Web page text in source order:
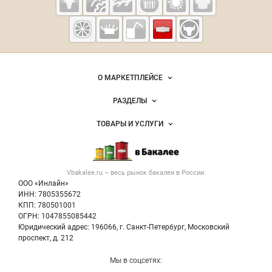
Vbakalee.ru —
рынок
товаров,
ингредиентов
Важные разделы и контакты
Vbakalee.ru – весь рынок бакалеив России.
ООО «Инлайн»
ИНН: 7805355672
КПП: 780501001
ОГРН: 1047855085442
Юридический адрес: 196066, г. Санкт-Петербург, Московский
проспект, д. 212
Навигация по сайтуО МАРКЕТПЛЕЙСЕ
Размещение рекламы
Публичная оферта
Контактная информация
Политика обработки персональных данных
РАЗДЕЛЫ
Новости рынка
ТОВАРЫ И УСЛУГИ
Бакалейные товары
Услуги
Добавить объявление
Мы в соцсетях: